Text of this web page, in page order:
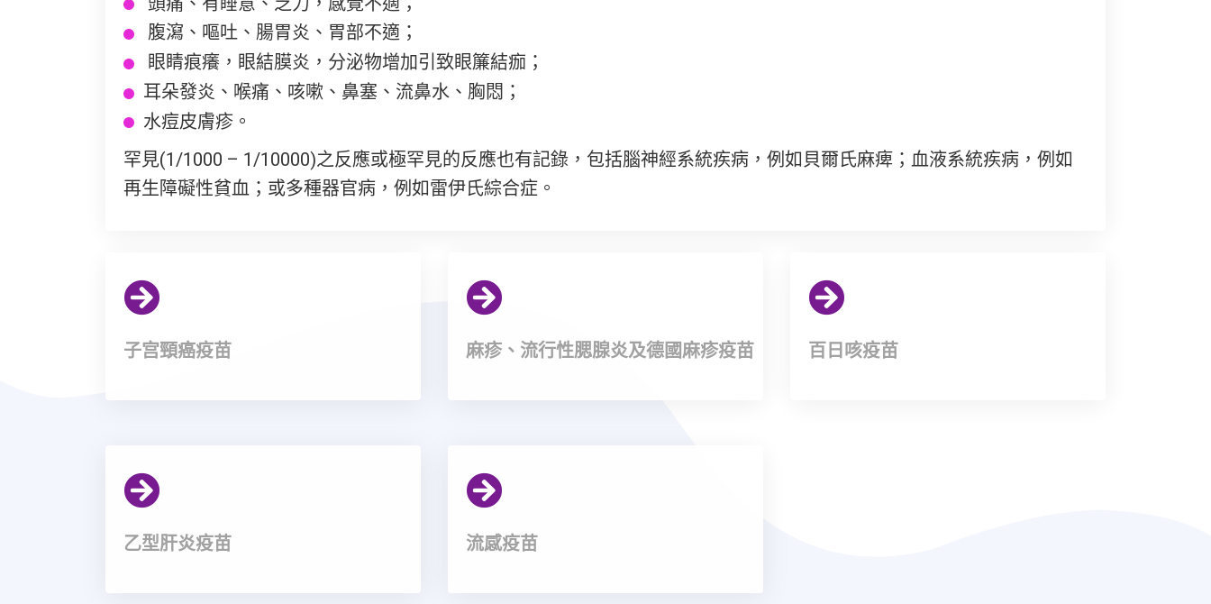
腹瀉、嘔吐、腸胃炎、胃部不適；
眼睛痕癢，眼結膜炎，分泌物增加引致眼簾結痂；
耳朵發炎、喉痛、咳嗽、鼻塞、流鼻水、胸悶；
水痘皮膚疹。
罕見(1/1000 – 1/10000)之反應或極罕見的反應也有記錄，包括腦神經系統疾病，例如貝爾氏麻痺；血液系統疾病，例如
再生障礙性貧血；或多種器官病，例如雷伊氏綜合症。
子宫頸癌疫苗 麻疹、流行性腮腺炎及德國麻疹疫苗 百日咳疫苗
乙型肝炎疫苗 流感疫苗